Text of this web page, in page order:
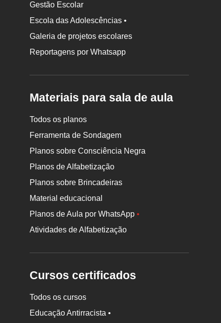
Gestão Escolar
Escola das Adolescências •
Galeria de projetos escolares
Reportagens por Whatsapp
Materiais para sala de aula
Todos os planos
Ferramenta de Sondagem
Planos sobre Consciência Negra
Planos de Alfabetização
Planos sobre Brincadeiras
Material educacional
Planos de Aula por WhatsApp•
Atividades de Alfabetização
Cursos certificados
Todos os cursos
Educação Antirracista •